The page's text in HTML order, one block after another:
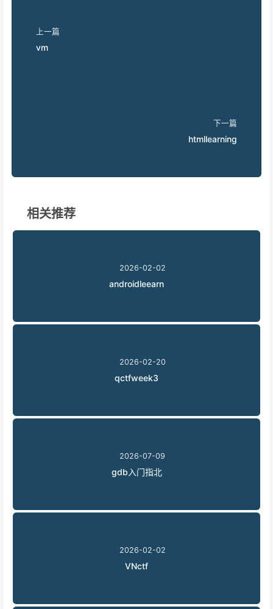
上一篇
vm
下一篇
htmllearning
相关推荐
2026-02-02
androidleearn
2026-02-20
qctfweek3
2026-07-09
gdb入门指北
2026-02-02
VNctf